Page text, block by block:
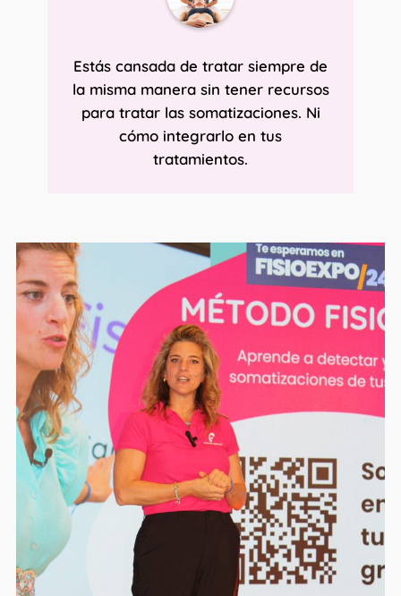
Estás cansada de tratar siempre de
la misma manera sin tener recursos
para tratar las somatizaciones. Ni
cómo integrarlo en tus
tratamientos.